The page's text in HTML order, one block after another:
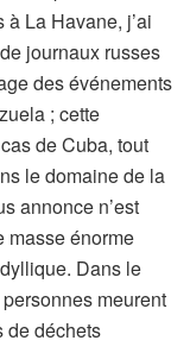
La Havane, j’ai
journaux russes
des événements
; cette
de Cuba, tout
le domaine de la
annonce n’est
masse énorme
Dans le
meurent
de déchets